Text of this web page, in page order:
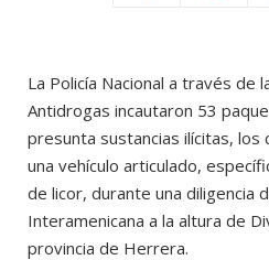
La Policía Nacional a través de
Antidrogas incautaron 53
presunta sustancias ilícitas, los
una vehículo articulado,
de licor, durante una diligencia
Interamenicana a la altura de
provincia de Herrera.